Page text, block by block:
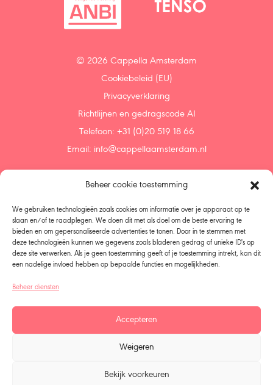
Beheer cookie toestemming
We gebruiken technologieën zoals cookies om informatie over je apparaat op te
slaan en/of te raadplegen. We doen dit met als doel om de beste ervaring te
bieden en om gepersonaliseerde advertenties te tonen. Door in te stemmen met
deze technologieën kunnen we gegevens zoals bladeren gedrag of unieke ID's op
deze site verwerken. Als je geen toestemming geeft of je toestemming intrekt, kan dit
een nadelige invloed hebben op bepaalde functies en mogelijkheden.
Beheer diensten
Accepteren
Weigeren
Bekijk voorkeuren
© 2026 Cappella Amsterdam
Cookiebeleid (EU)
Privacyverklaring
Richtlijnen en gedragscode AI
Telefoon: +31 (0)20 519 18 66
Email: info@cappellaamsterdam.nl
Agenda
Ontdek
Steun ons
Doneren
Nalaten
Koorzangers – Leden